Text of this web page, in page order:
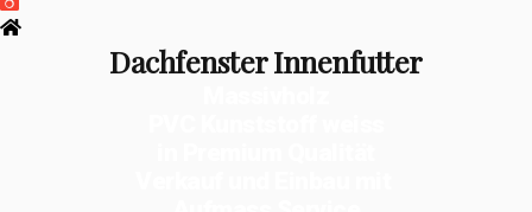
Dachfenster Innenfutter